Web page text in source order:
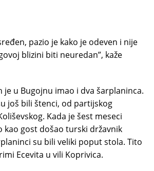
pazio je kako je odeven i nije
blizini biti neuredan”, kaže
je u Bugojnu imao i dva šarplaninca.
još bili štenci, od partijskog
Kada je šest meseci
kao gost došao turski državnik
su bili veliki poput stola. Tito
Ecevita u vili Koprivica.